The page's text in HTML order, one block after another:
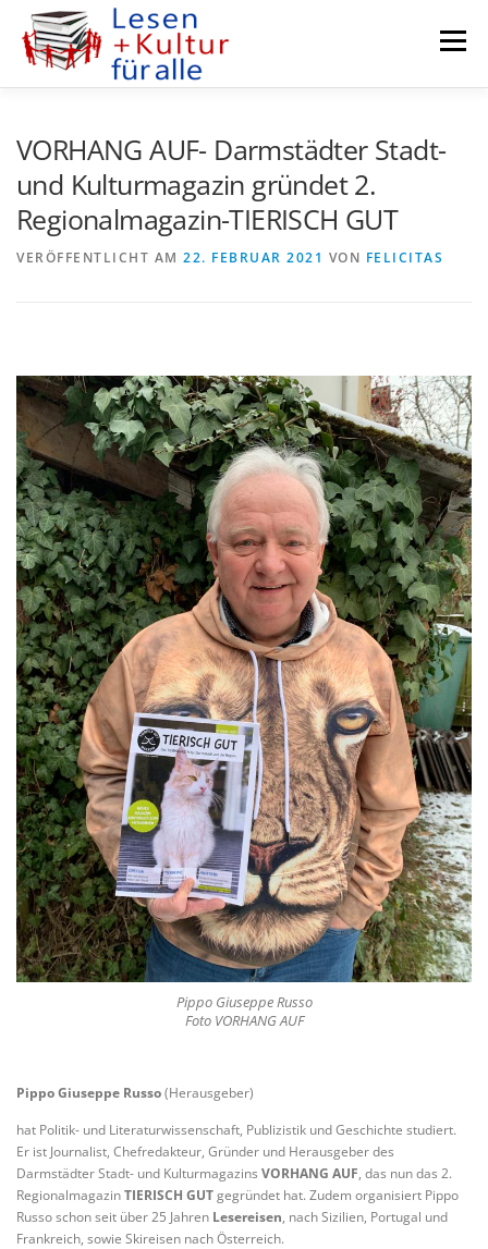
Inhalt
springen
Menü
PODCASTS KULTUR MEETS BUSINESS
VORHANG AUF- Darmstädter Stadt-
und Kulturmagazin gründet 2.
Regionalmagazin-TIERISCH GUT
VERÖFFENTLICHT AM 22. FEBRUAR 2021 VON FELICITAS
Pippo Giuseppe Russo
Foto VORHANG AUF
Pippo Giuseppe Russo(Herausgeber)
hat Politik- und Literaturwissenschaft, Publizistik und Geschichte studiert.
Er ist Journalist, Chefredakteur, Gründer und Herausgeber des
Darmstädter Stadt- und Kulturmagazins VORHANG AUF, das nun das 2.
RegionalmagazinTIERISCH GUTgegründet hat. Zudem organisiert Pippo
Russo schon seit über 25 Jahren Lesereisen, nach Sizilien, Portugal und
Frankreich, sowie Skireisen nach Österreich.